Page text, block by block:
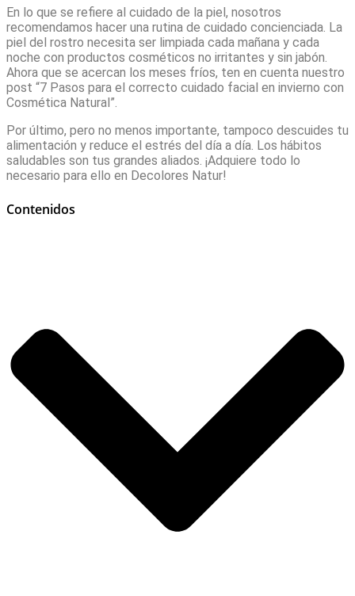
En lo que se refiere al cuidado de la piel, nosotros
recomendamos hacer una rutina de cuidado concienciada. La
piel del rostro necesita ser limpiada cada mañana y cada
noche con productos cosméticos no irritantes y sin jabón.
Ahora que se acercan los meses fríos, ten en cuenta nuestro
post “7 Pasos para el correcto cuidado facial en invierno con
Cosmética Natural”.
Por último, pero no menos importante, tampoco descuides tu
alimentación y reduce el estrés del día a día. Los hábitos
saludables son tus grandes aliados. ¡Adquiere todo lo
necesario para ello en Decolores Natur!
Contenidos